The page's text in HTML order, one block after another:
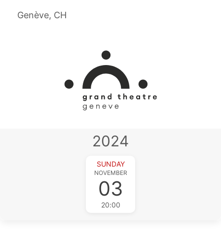
Genève, CH
2024
SUNDAY
NOVEMBER
03
20:00